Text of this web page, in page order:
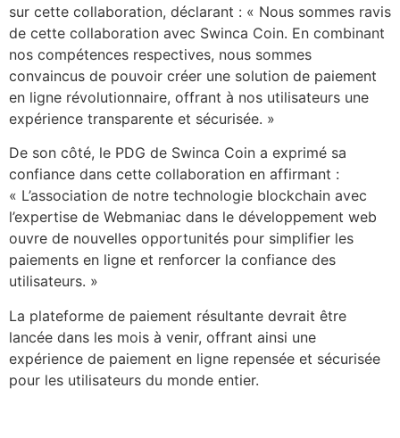
sur cette collaboration, déclarant : « Nous sommes ravis
de cette collaboration avec Swinca Coin. En combinant
nos compétences respectives, nous sommes
convaincus de pouvoir créer une solution de paiement
en ligne révolutionnaire, offrant à nos utilisateurs une
expérience transparente et sécurisée. »
De son côté, le PDG de Swinca Coin a exprimé sa
confiance dans cette collaboration en affirmant :
« L’association de notre technologie blockchain avec
l’expertise de Webmaniac dans le développement web
ouvre de nouvelles opportunités pour simplifier les
paiements en ligne et renforcer la confiance des
utilisateurs. »
La plateforme de paiement résultante devrait être
lancée dans les mois à venir, offrant ainsi une
expérience de paiement en ligne repensée et sécurisée
pour les utilisateurs du monde entier.